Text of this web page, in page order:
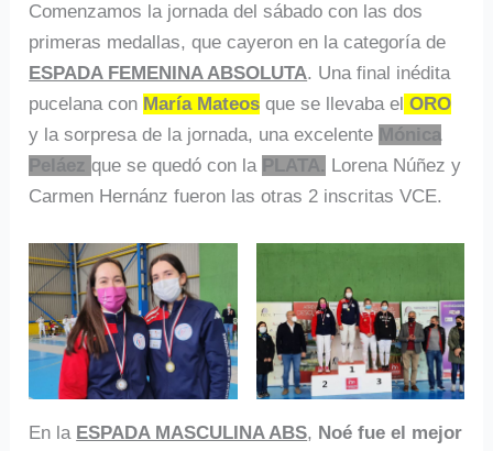
Comenzamos la jornada del sábado con las dos
primeras medallas, que cayeron en la categoría de
ESPADA FEMENINA ABSOLUTA. Una final inédita
pucelana con María Mateos que se llevaba el ORO
y la sorpresa de la jornada, una excelente Mónica
Peláez que se quedó con la PLATA. Lorena Núñez y
Carmen Hernánz fueron las otras 2 inscritas VCE.
En la ESPADA MASCULINA ABS, Noé fue el mejor